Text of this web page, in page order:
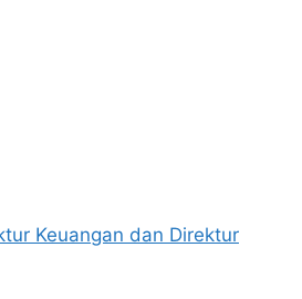
Keuangan dan Direktur